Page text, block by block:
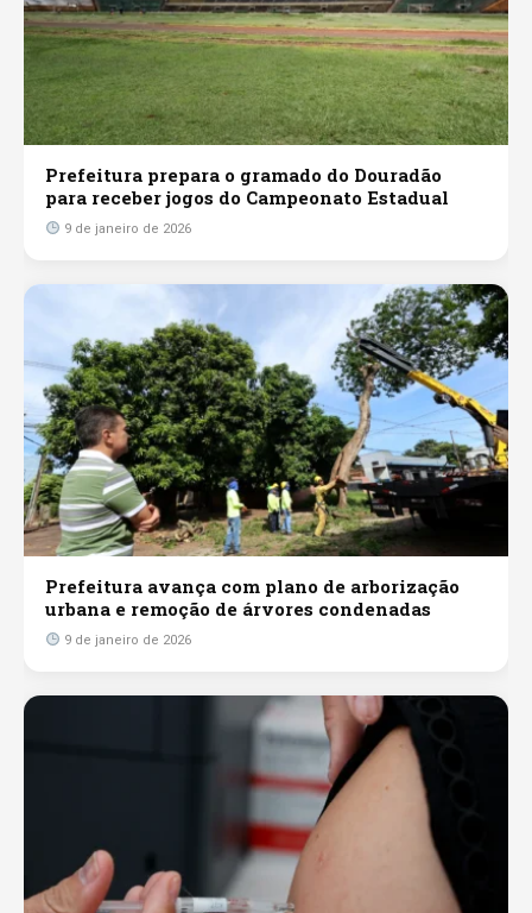
Prefeitura prepara o gramado do Douradão
para receber jogos do Campeonato Estadual
9 de janeiro de 2026
Prefeitura avança com plano de arborização
urbana e remoção de árvores condenadas
9 de janeiro de 2026